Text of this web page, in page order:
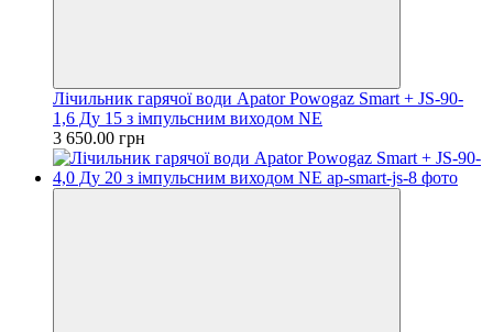
Лічильник гарячої води Apator Powogaz Smart + JS-90-
1,6 Ду 15 з імпульсним виходом NE
3 650.00 грн